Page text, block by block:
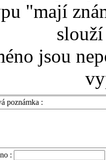
"mají
jsou
poznámka :
: